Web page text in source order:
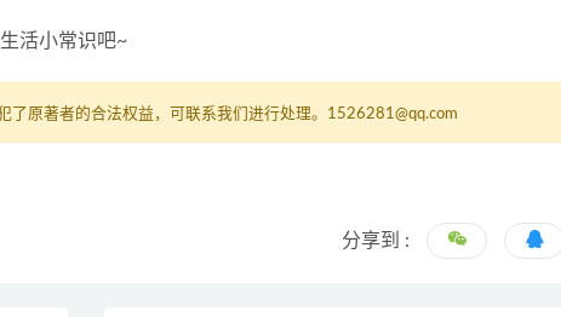
活小常识吧~
了原著者的合法权益，可联系我们进行处理。1526281@qq.com
分享到 :